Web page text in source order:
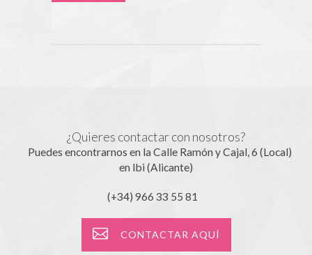
¿Quieres contactar con nosotros?
Puedes encontrarnos en la Calle Ramón y Cajal, 6 (Local)
en Ibi (Alicante)
(+34) 966 33 55 81
CONTACTAR AQUÍ